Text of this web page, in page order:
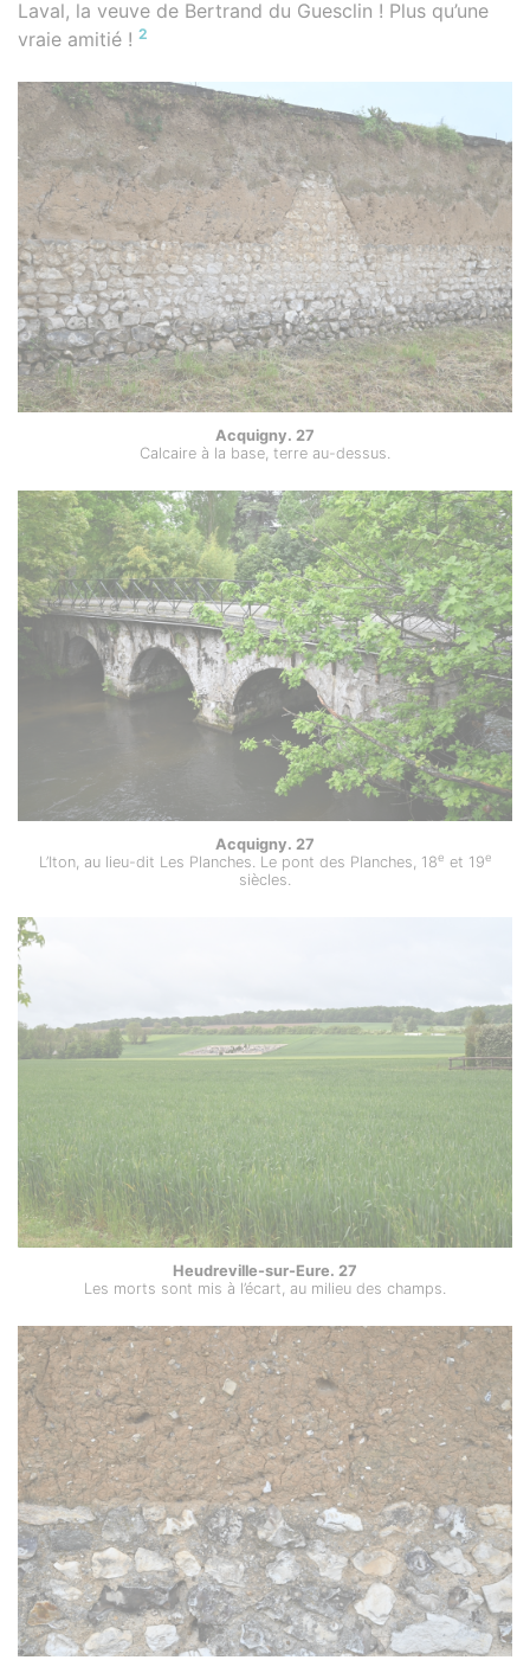
Laval, la veuve de Bertrand du Guesclin ! Plus qu’une
vraie amitié ! 2
Acquigny. 27
Calcaire à la base, terre au-dessus.
Acquigny. 27
L’Iton, au lieu-dit Les Planches. Le pont des Planches, 18e et 19e
siècles.
Heudreville-sur-Eure. 27
Les morts sont mis à l’écart, au milieu des champs.